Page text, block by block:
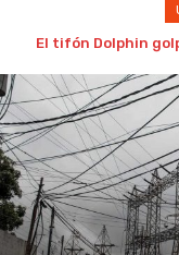
Estudiantes de la